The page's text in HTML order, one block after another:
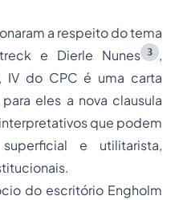
a respeito do tema
e Dierle Nunes 3
,
IV do CPC é uma carta
eles a nova clausula
que podem
e utilitarista,
do escritório Engholm